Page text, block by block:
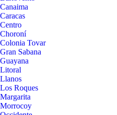
Canaima
Caracas
Centro
Choroní
Colonia Tovar
Gran Sabana
Guayana
Litoral
Llanos
Los Roques
Margarita
Morrocoy